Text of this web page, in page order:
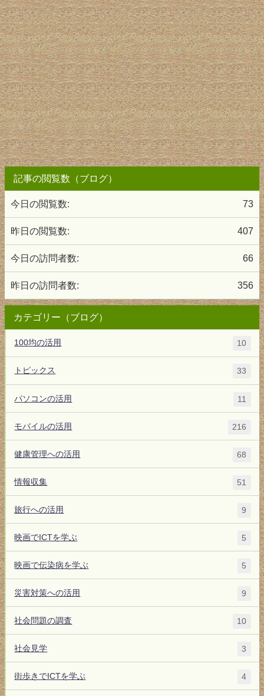
記事の閲覧数（ブログ）
73
今日の閲覧数:
407
昨日の閲覧数:
66
今日の訪問者数:
356
昨日の訪問者数:
カテゴリー（ブログ）
100均の活用 10
トピックス 33
パソコンの活用 11
モバイルの活用 216
健康管理への活用 68
情報収集 51
旅行への活用 9
映画でICTを学ぶ 5
映画で伝染病を学ぶ 5
災害対策への活用 9
社会問題の調査 10
社会見学 3
街歩きでICTを学ぶ 4